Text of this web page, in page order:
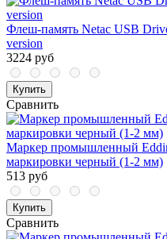
Флеш-память Netac USB
version
3224 руб
Купить
Сравнить
Маркер промышленный
маркировки черный (1-2 мм)
513 руб
Купить
Сравнить